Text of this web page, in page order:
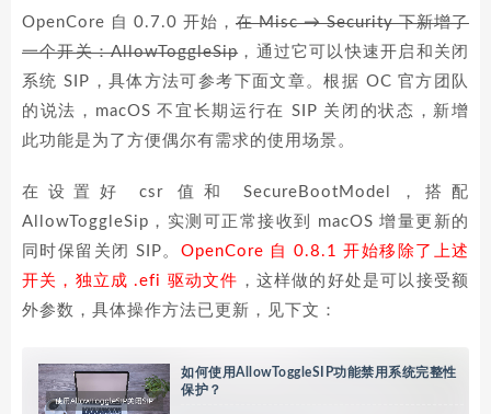
OpenCore 自 0.7.0 开始， 在 Misc → Security 下新增了
一个开关：AllowToggleSip ，通过它可以快速开启和关闭
系统 SIP，具体方法可参考下面文章。根据 OC 官方团队
的说法，macOS 不宜长期运行在 SIP 关闭的状态，新增
此功能是为了方便偶尔有需求的使用场景。
在设置好 csr 值和 SecureBootModel，搭配
AllowToggleSip，实测可正常接收到 macOS 增量更新的
同时保留关闭 SIP。 OpenCore 自 0.8.1 开始移除了上述
开关，独立成 .efi 驱动文件 ，这样做的好处是可以接受额
外参数，具体操作方法已更新，见下文：
如何使用AllowToggleSIP功能禁用系统完整性
保护？